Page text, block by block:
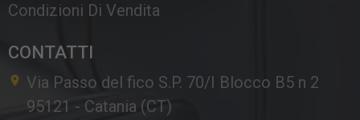
Condizioni Di Vendita
CONTATTI
Via Passo del fico S.P. 70/I Blocco B5 n 2
95121 - Catania (CT)